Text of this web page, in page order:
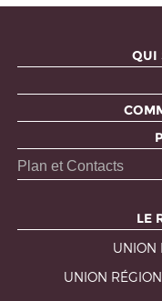
QUI
Plan et Contacts
LE
UNION
UNION